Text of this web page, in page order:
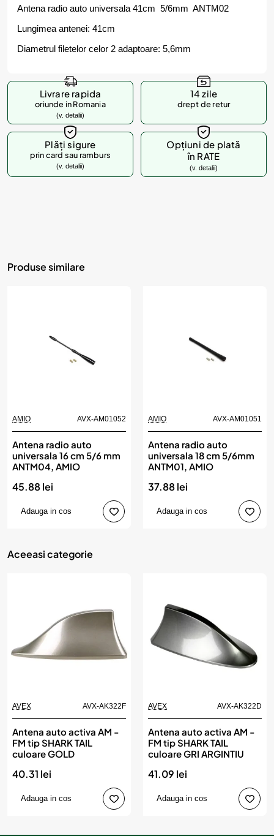
Antena radio auto universala 41cm 5/6mm ANTM02
Lungimea antenei: 41cm
Diametrul filetelor celor 2 adaptoare: 5,6mm
Livrare rapida
oriunde in Romania
(v. detalii)
14 zile
drept de retur
Plăți sigure
prin card sau ramburs
(v. detalii)
Opțiuni de plată
în RATE
(v. detalii)
Produse similare
AMIO AVX-AM01052
Antena radio auto
universala 16 cm 5/6 mm
ANTM04, AMIO
45.88 lei
Adauga in cos
AMIO AVX-AM01051
Antena radio auto
universala 18 cm 5/6mm
ANTM01, AMIO
37.88 lei
Adauga in cos
Aceeasi categorie
AVEX AVX-AK322F
Antena auto activa AM -
FM tip SHARK TAIL
culoare GOLD
40.31 lei
Adauga in cos
AVEX AVX-AK322D
Antena auto activa AM -
FM tip SHARK TAIL
culoare GRI ARGINTIU
41.09 lei
Adauga in cos